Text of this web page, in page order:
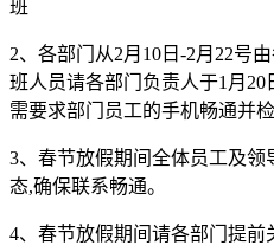
安全防护
全球分布式防御
混合云
快速部署组网
超融合
班
2、各部门从2月10日-2月22号
班人员请各部门负责人于1月
需要求部门员工的手机畅通并
3、春节放假期间全体员工及
态,确保联系畅通。
4、春节放假期间请各部门提